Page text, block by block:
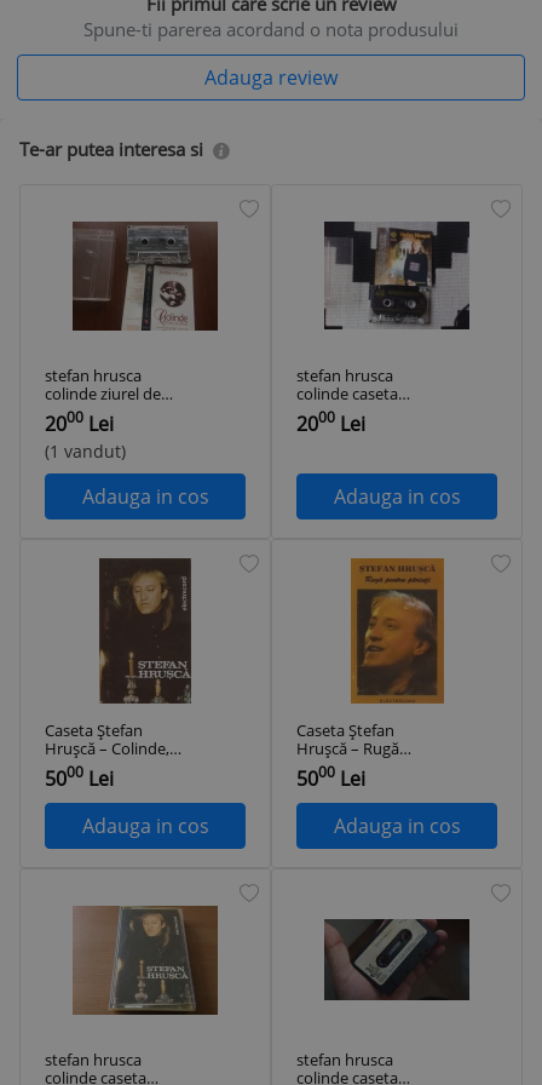
Spune-ti parerea acordand o nota produsului
Adauga review
Te-ar putea interesa si
stefan hrusca
colinde ziurel de
ziurel caseta audio
muzica sarbatori
folk 1995
2000 Lei
(1 vandut)
Adauga in cos
stefan hrusca
colinde caseta
audio muzica folk
sarbatori populara
2000 Lei
Adauga in cos
Caseta Ștefan
Hrușcă ‎– Colinde,
originala,
ELECTRECORD,
colinde
5000 Lei
Adauga in cos
Caseta Ștefan
Hrușcă ‎– Rugă
Pentru Părinți,
originală
5000 Lei
Adauga in cos
stefan hrusca
colinde caseta
stefan hrusca
colinde caseta